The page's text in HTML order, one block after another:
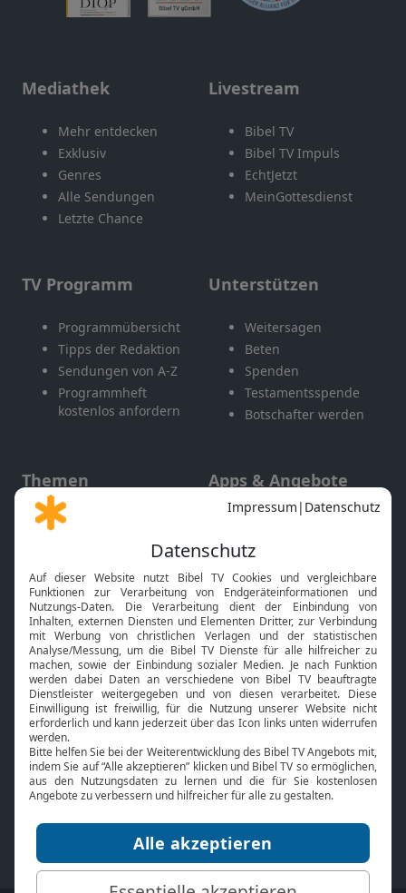
Mediathek
Mehr entdecken
Exklusiv
Genres
Alle Sendungen
Letzte Chance
Livestream
Bibel TV
Bibel TV Impuls
EchtJetzt
MeinGottesdienst
TV Programm
Programmübersicht
Tipps der Redaktion
Sendungen von A-Z
Programmheft
kostenlos anfordern
Unterstützen
Weitersagen
Beten
Spenden
Testamentsspende
Botschafter werden
Themen
Gott und Bibel erklärt
Neuigkeiten
Apps & Angebote
Mobile App
Smart TV
HbbTV
Bibelthek Online-Bibel
Nächster Gottesdienst
Bibel TV
Über uns
Jobs
Mediadaten
Service
Kontakt
TV-Empfang